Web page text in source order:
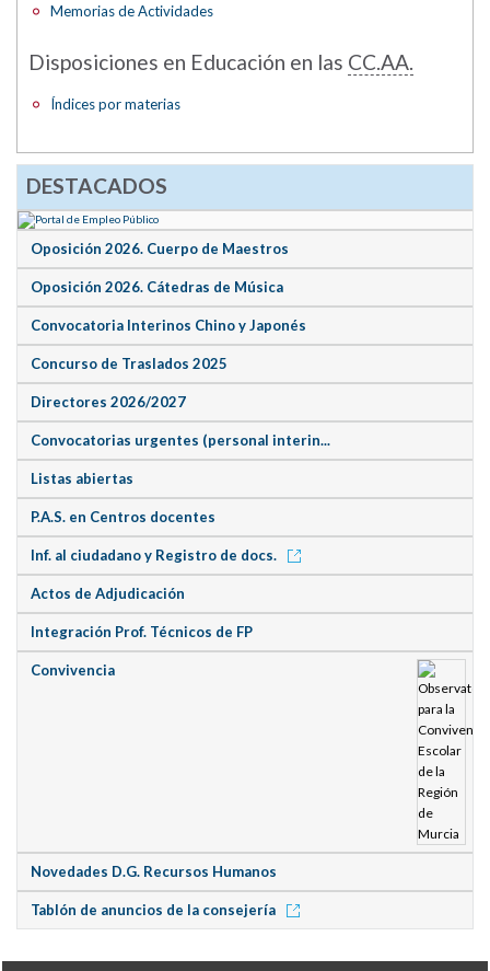
Memorias de Actividades
Disposiciones en Educación en las CC.AA.
Índices por materias
DESTACADOS
Oposición 2026. Cuerpo de Maestros
Oposición 2026. Cátedras de Música
Convocatoria Interinos Chino y Japonés
Concurso de Traslados 2025
Directores 2026/2027
Convocatorias urgentes (personal interin...
Listas abiertas
P.A.S. en Centros docentes
Inf. al ciudadano y Registro de docs.
Actos de Adjudicación
Integración Prof. Técnicos de FP
Convivencia
Novedades D.G. Recursos Humanos
Tablón de anuncios de la consejería